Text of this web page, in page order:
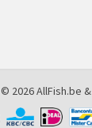
© 2026 AllFish.be &